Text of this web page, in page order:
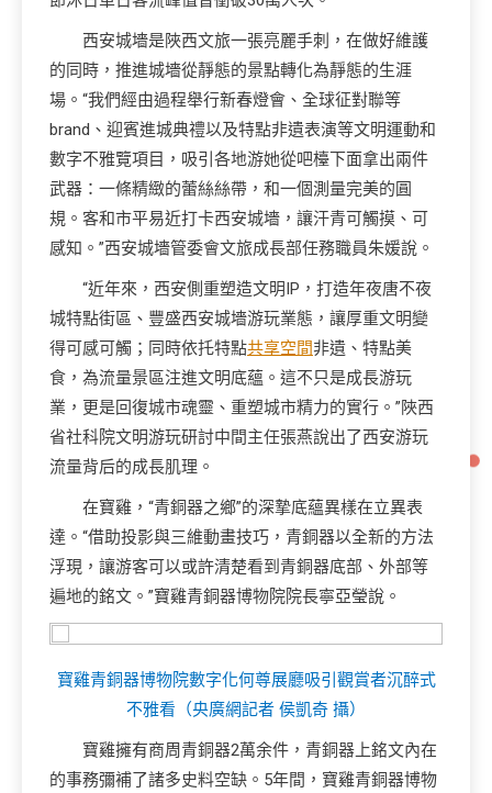
西安城墻是陜西文旅一張亮麗手刺，在做好維護
的同時，推進城墻從靜態的景點轉化為靜態的生涯
場。“我們經由過程舉行新春燈會、全球征對聯等
brand、迎賓進城典禮以及特點非遺表演等文明運動和
數字不雅覽項目，吸引各地游她從吧檯下面拿出兩件
武器：一條精緻的蕾絲絲帶，和一個測量完美的圓
規。客和市平易近打卡西安城墻，讓汗青可觸摸、可
感知。”西安城墻管委會文旅成長部任務職員朱媛說。
“近年來，西安側重塑造文明IP，打造年夜唐不夜
城特點街區、豐盛西安城墻游玩業態，讓厚重文明變
得可感可觸；同時依托特點共享空間非遺、特點美
食，為流量景區注進文明底蘊。這不只是成長游玩
業，更是回復城市魂靈、重塑城市精力的實行。”陜西
省社科院文明游玩研討中間主任張燕說出了西安游玩
流量背后的成長肌理。
在寶雞，“青銅器之鄉”的深摯底蘊異樣在立異表
達。“借助投影與三維動畫技巧，青銅器以全新的方法
浮現，讓游客可以或許清楚看到青銅器底部、外部等
遍地的銘文。”寶雞青銅器博物院院長寧亞瑩說。
寶雞青銅器博物院數字化何尊展廳吸引觀賞者沉醉式
不雅看（央廣網記者 侯凱奇 攝）
寶雞擁有商周青銅器2萬余件，青銅器上銘文內在
的事務彌補了諸多史料空缺。5年間，寶雞青銅器博物